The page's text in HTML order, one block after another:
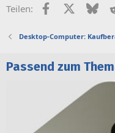
Teilen: Facebook
X
Desktop-Computer:
Passend zum